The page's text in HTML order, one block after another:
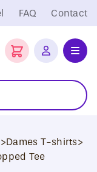
FAQ Contact
>Dames T-shirts>
Tee